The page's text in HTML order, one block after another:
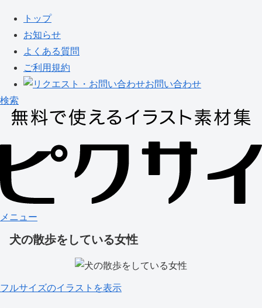
トップ
お知らせ
よくある質問
ご利用規約
お問い合わせ
検索
メニュー
犬の散歩をしている女性
フルサイズのイラストを表示